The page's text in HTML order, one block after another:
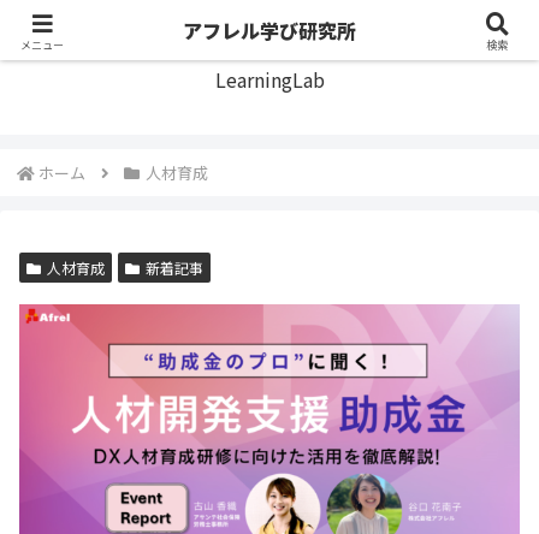
アフレル学び研究所
LearningLab
ホーム 人材育成
人材育成 新着記事
メニュー
アフレル学び研究所
検索